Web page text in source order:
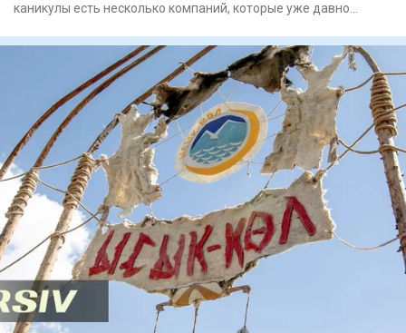
каникулы есть несколько компаний, которые уже давно